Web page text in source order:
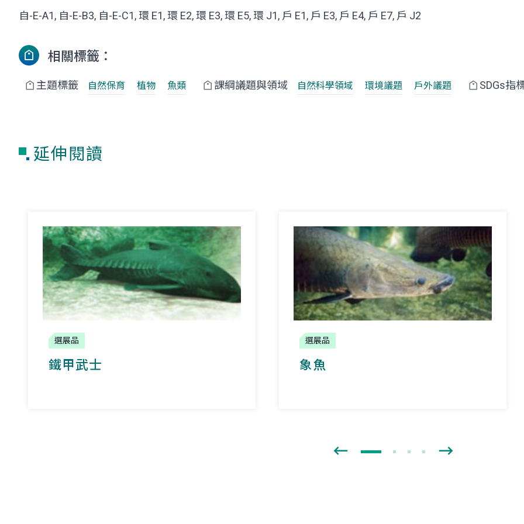
自-E-A1, 自-E-B3, 自-E-C1, 環 E1, 環 E2, 環 E3, 環 E5, 環 J1, 戶 E1, 戶 E3, 戶 E4, 戶 E7, 戶 J2
相關標籤：
主題標籤 自然保育 植物 魚類 課綱議題與領域 自然科學領域 環境議題 戶外議題 SDGs指
延伸閱讀
選展品
鐵甲武士
選展品
象魚